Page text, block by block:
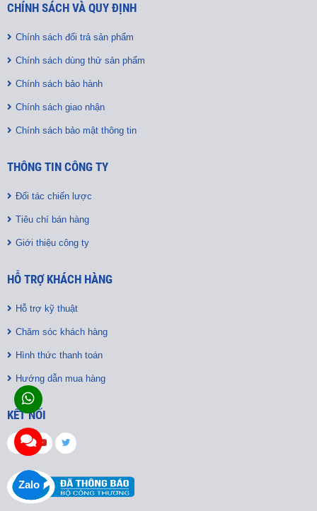
CHÍNH SÁCH VÀ QUY ĐỊNH
Chính sách đổi trả sản phẩm
Chính sách dùng thử sản phẩm
Chính sách bảo hành
Chính sách giao nhận
Chính sách bảo mật thông tin
THÔNG TIN CÔNG TY
Đối tác chiến lược
Tiêu chí bán hàng
Giới thiệu công ty
HỖ TRỢ KHÁCH HÀNG
Hỗ trợ kỹ thuật
Chăm sóc khách hàng
Hình thức thanh toán
Hướng dẫn mua hàng
KẾT NỐI
Zalo